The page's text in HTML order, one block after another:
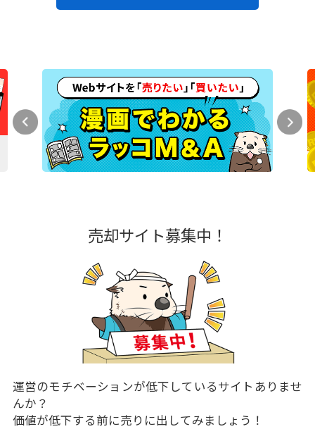
売却サイト募集中！
運営のモチベーションが低下しているサイトありませ
んか？
価値が低下する前に売りに出してみましょう！